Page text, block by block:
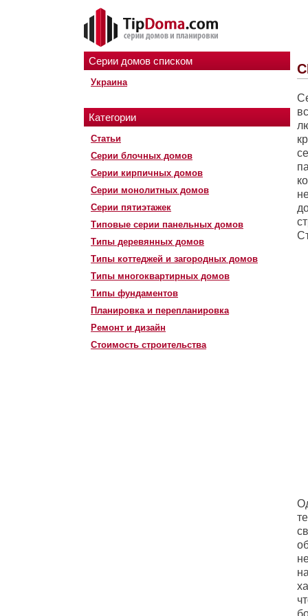
Серии домов списком
Украина
Категории
Статьи
Серии блочных домов
Серии кирпичных домов
Серии монолитных домов
Серии пятиэтажек
Типовые серии панельных домов
Типы деревянных домов
Типы коттеджей и загородных домов
Типы многоквартирных домов
Типы фундаментов
Планировка и перепланировка
Ремонт и дизайн
Стоимость строительства